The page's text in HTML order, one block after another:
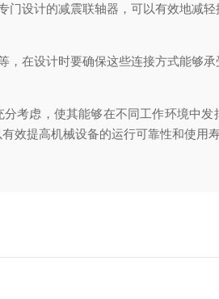
设计的减震联轴器，可以有效地减轻
在设计时要确保这些连接方式能够承
考虑，使其能够在不同工作环境中发
效提高机械设备的运行可靠性和使用寿